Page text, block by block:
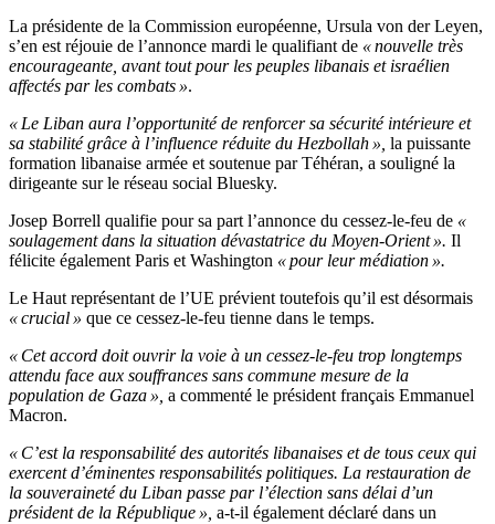
La présidente de la Commission européenne, Ursula von der Leyen,
s’en est réjouie de l’annonce mardi le qualifiant de « nouvelle très
encourageante, avant tout pour les peuples libanais et israélien
affectés par les combats ».
« Le Liban aura l’opportunité de renforcer sa sécurité intérieure et
sa stabilité grâce à l’influence réduite du Hezbollah », la puissante
formation libanaise armée et soutenue par Téhéran, a souligné la
dirigeante sur le réseau social Bluesky.
Josep Borrell qualifie pour sa part l’annonce du cessez-le-feu de «
soulagement dans la situation dévastatrice du Moyen-Orient ». Il
félicite également Paris et Washington « pour leur médiation ».
Le Haut représentant de l’UE prévient toutefois qu’il est désormais
« crucial » que ce cessez-le-feu tienne dans le temps.
« Cet accord doit ouvrir la voie à un cessez-le-feu trop longtemps
attendu face aux souffrances sans commune mesure de la
population de Gaza », a commenté le président français Emmanuel
Macron.
« C’est la responsabilité des autorités libanaises et de tous ceux qui
exercent d’éminentes responsabilités politiques. La restauration de
la souveraineté du Liban passe par l’élection sans délai d’un
président de la République », a-t-il également déclaré dans un